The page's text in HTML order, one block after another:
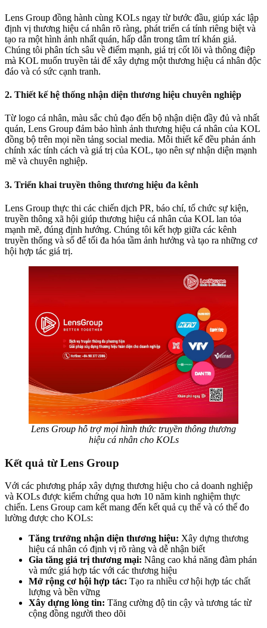
Lens Group đồng hành cùng KOLs ngay từ bước đầu, giúp xác lập
định vị thương hiệu cá nhân rõ ràng, phát triển cá tính riêng biệt và
tạo ra một hình ảnh nhất quán, hấp dẫn trong tâm trí khán giả.
Chúng tôi phân tích sâu về điểm mạnh, giá trị cốt lõi và thông điệp
mà KOL muốn truyền tải để xây dựng một thương hiệu cá nhân độc
đáo và có sức cạnh tranh.
2. Thiết kế hệ thống nhận diện thương hiệu chuyên nghiệp
Từ logo cá nhân, màu sắc chủ đạo đến bộ nhận diện đầy đủ và nhất
quán, Lens Group đảm bảo hình ảnh thương hiệu cá nhân của KOL
đồng bộ trên mọi nền tảng social media. Mỗi thiết kế đều phản ánh
chính xác tính cách và giá trị của KOL, tạo nên sự nhận diện mạnh
mẽ và chuyên nghiệp.
3. Triển khai truyền thông thương hiệu đa kênh
Lens Group thực thi các chiến dịch PR, báo chí, tổ chức sự kiện,
truyền thông xã hội giúp thương hiệu cá nhân của KOL lan tỏa
mạnh mẽ, đúng định hướng. Chúng tôi kết hợp giữa các kênh
truyền thống và số để tối đa hóa tầm ảnh hưởng và tạo ra những cơ
hội hợp tác giá trị.
Lens Group hỗ trợ mọi hình thức truyền thông thương
hiệu cá nhân cho KOLs
Kết quả từ Lens Group
Với các phương pháp xây dựng thương hiệu cho cả doanh nghiệp
và KOLs được kiểm chứng qua hơn 10 năm kinh nghiệm thực
chiến. Lens Group cam kết mang đến kết quả cụ thể và có thể đo
lường được cho KOLs:
Tăng trưởng nhận diện thương hiệu: Xây dựng thương
hiệu cá nhân có định vị rõ ràng và dễ nhận biết
Gia tăng giá trị thương mại: Nâng cao khả năng đàm phán
và mức giá hợp tác với các thương hiệu
Mở rộng cơ hội hợp tác: Tạo ra nhiều cơ hội hợp tác chất
lượng và bền vững
Xây dựng lòng tin: Tăng cường độ tin cậy và tương tác từ
cộng đồng người theo dõi